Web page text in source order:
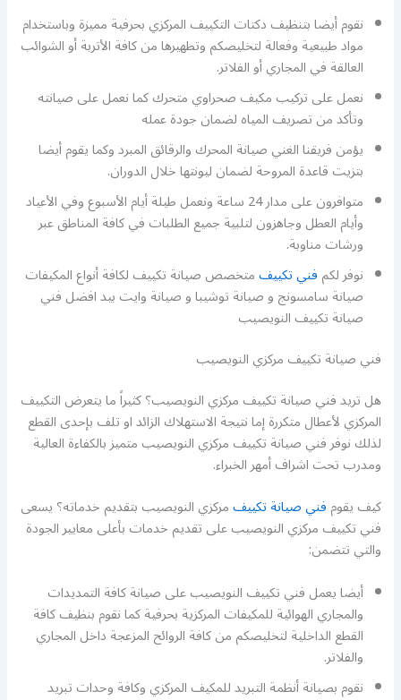
نقوم أيضا بتنظيف دكتات التكييف المركزي بحرفية مميزة وباستخدام
مواد طبيعية وفعالة لتخليصكم وتطهيرها من كافة الأتربة أو الشوائب
العالقة في المجاري أو الفلاتر.
نعمل على تركيب مكيف صحراوي متحرك كما نعمل على صيانته
وتأكد من تصريف المياه لضمان جودة عمله
يؤمن فريقنا الغني صيانة المحرك والرقائق المبرد وكما يقوم أيضا
بتزيت قاعدة المروحة لضمان ليونتها خلال الدوران.
متوافرون على مدار 24 ساعة ونعمل طيلة أيام الأسبوع وفي الأعياد
وأيام العطل وجاهزون لتلبية جميع الطلبات في كافة المناطق عبر
ورشات مناوبة.
نوفر لكمفني تكييفمتخصص صيانة تكييف لكافة أنواع المكيفات
صيانة سامسونج و صيانة توشيبا و صيانة وايت بيد افضل فني
صيانة تكييف النويصيب
فني صيانة تكييف مركزي النويصيب
هل تريد فني صيانة تكييف مركزي النويصيب؟ كثيراً ما يتعرض التكييف
المركزي لأعطال متكررة إما نتيجة الاستهلاك الزائد او تلف بإحدى القطع
لذلك نوفر فني صيانة تكييف مركزي النويصيب متميز بالكفاءة العالية
ومدرب تحت اشراف أمهر الخبراء.
كيف يقومفني صيانة تكييفمركزي النويصيب بتقديم خدماته؟ يسعى
فني تكييف مركزي النويصيب على تقديم خدمات بأعلى معايير الجودة
والتي تتضمن:
أيضا يعمل فني تكييف النويصيب على صيانة كافة التمديدات
والمجاري الهوائية للمكيفات المركزية بحرفية كما نقوم بنظيف كافة
القطع الداخلية لتخليصكم من كافة الروائح المزعجة داخل المجاري
والفلاتر.
نقوم بصيانة أنظمة التبريد للمكيف المركزي وكافة وحدات تبريد